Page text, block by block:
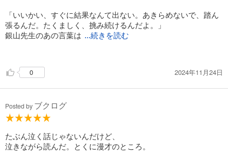
「いいかい、すぐに結果なんて出ない。あきらめないで、踏ん
張るんだ。たくましく、挑み続けるんだよ。」
銀山先生のあの言葉は ...続きを読む
アツの悩みとは？二人の行方は？紅白温度計はどうなるの？
0 2024年11月24日
Posted by ブクログ
たぶん泣く話じゃないんだけど、
泣きながら読んだ。とくに漫才のところ。